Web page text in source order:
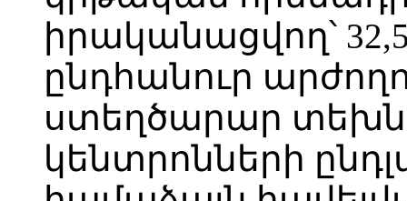
իրականացվող՝
ընդհանուր
ստեղծարար
կենտրոնների